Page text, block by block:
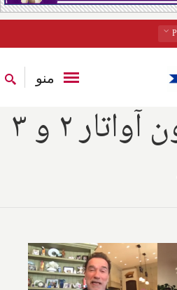
منو
جیمز کامرون آواتار ۲ و ۳